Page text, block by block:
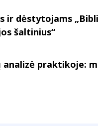
ir dėstytojams
šaltinius“
analizė praktikoje: